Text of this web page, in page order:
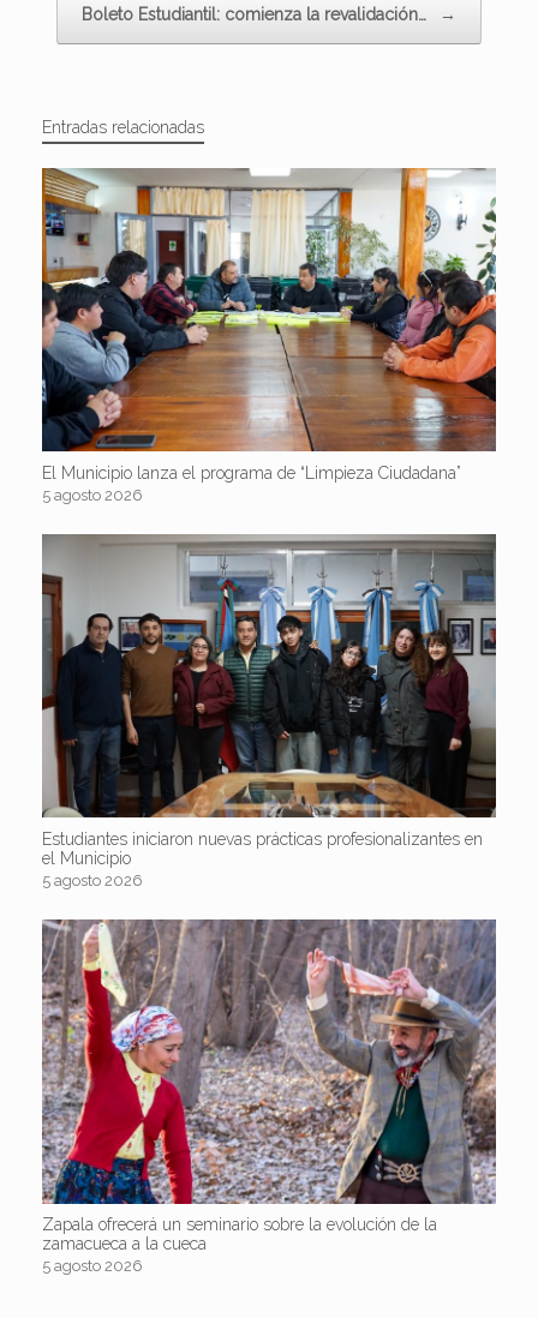
Boleto Estudiantil: comienza la revalidación… →
Entradas relacionadas
El Municipio lanza el programa de “Limpieza Ciudadana”
5 agosto 2026
Estudiantes iniciaron nuevas prácticas profesionalizantes en
el Municipio
5 agosto 2026
Zapala ofrecerá un seminario sobre la evolución de la
zamacueca a la cueca
5 agosto 2026